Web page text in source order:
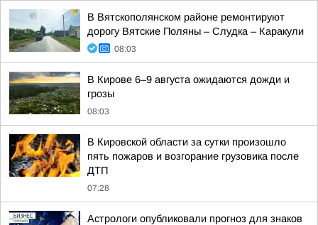
В Вятскополянском районе ремонтируют
дорогу Вятские Поляны – Слудка – Каракули
08:03
В Кирове 6–9 августа ожидаются дожди и
грозы
08:03
В Кировской области за сутки произошло
пять пожаров и возгорание грузовика после
ДТП
07:28
Астрологи опубликовали прогноз для знаков